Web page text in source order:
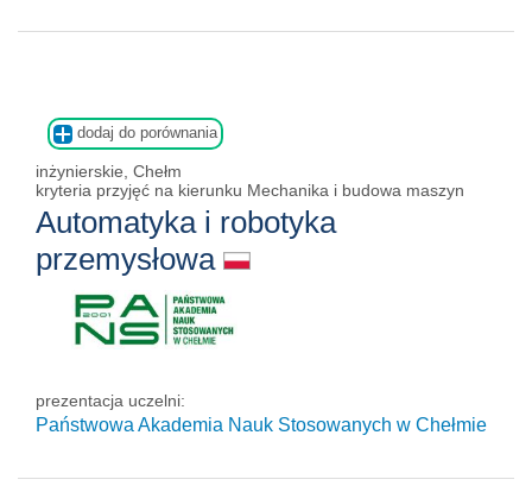
dodaj do porównania
inżynierskie, Chełm
kryteria przyjęć na kierunku Mechanika i budowa maszyn
Automatyka i robotyka
przemysłowa
prezentacja uczelni:
Państwowa Akademia Nauk Stosowanych w Chełmie